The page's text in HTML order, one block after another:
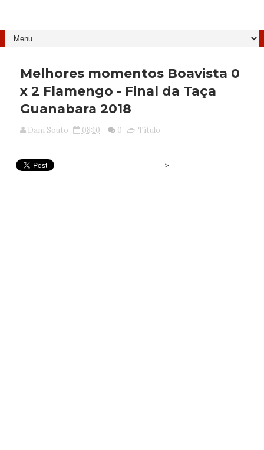
Melhores momentos Boavista 0
x 2 Flamengo - Final da Taça
Guanabara 2018
Dani Souto 08:10 0 Título
>